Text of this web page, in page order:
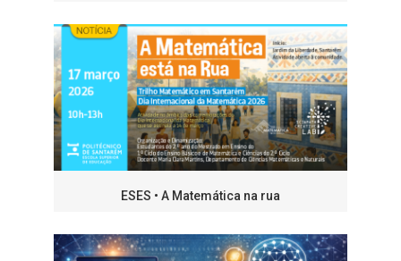
ESES • A Matemática na rua